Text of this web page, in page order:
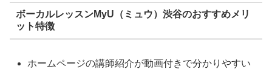
ボーカルレッスンMyU（ミュウ）渋谷のおすすめメリ
ット特徴
ホームページの講師紹介が動画付きで分かりやすい